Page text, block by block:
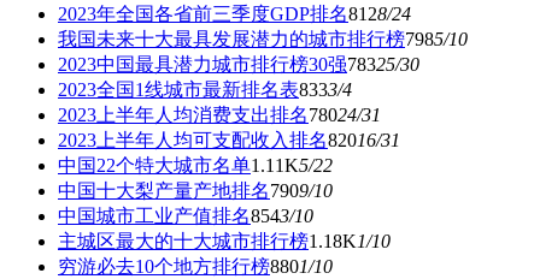
2023年全国各省前三季度GDP排名8128/24
我国未来十大最具发展潜力的城市排行榜7985/10
2023中国最具潜力城市排行榜30强78325/30
2023全国1线城市最新排名表8333/4
2023上半年人均消费支出排名78024/31
2023上半年人均可支配收入排名82016/31
中国22个特大城市名单1.11K5/22
中国十大梨产量产地排名7909/10
中国城市工业产值排名8543/10
主城区最大的十大城市排行榜1.18K1/10
穷游必去10个地方排行榜8801/10